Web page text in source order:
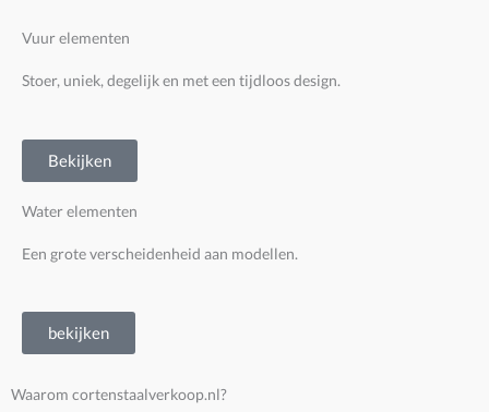
Vuur elementen
Stoer, uniek, degelijk en met een tijdloos design.
Bekijken
Water elementen
Een grote verscheidenheid aan modellen.
bekijken
Waarom cortenstaalverkoop.nl?